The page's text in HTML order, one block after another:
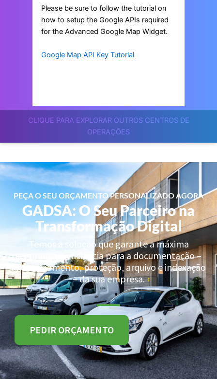
CLIQUE PARA EXPLORAR OUTROS CENTROS DE
OPERAÇÕES
Please be sure to follow the tutorial on
how to setup the Google APIs required
for the Advanced Google Map Widget.
Google Map API Key Tutorial
PEÇA O SEU ORÇAMENTO PERSONALIZADO AGORA
GADSA: O Seu Parceiro na
Transformação Digital
Temos a solução que garante a máxima
segurança e eficiência para a documentação –
armazenamento, proteção, arquivo e indexação
– da sua empresa.
PEDIR ORÇAMENTO